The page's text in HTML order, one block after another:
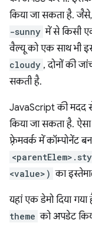
किया जा सकता है.
-sunny में से किसी
वैल्यू को एक साथ भी
cloudy , दोनों की
सकती है.
JavaScript की मदद
किया जा सकता है.
फ़्रेमवर्क में कॉम्पोनेंट
<value>) का
यहां एक डेमो दिया
theme को अपडेट